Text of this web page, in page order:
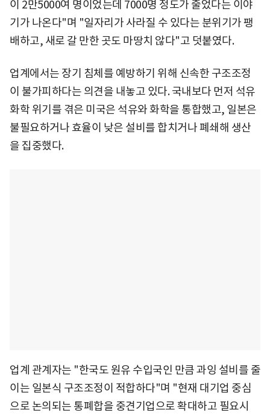
이 2만5000여 명이었는데 7000명 정도가 줄었다는 이야
기가 나온다"며 "일자리가 사라질 수 있다는 분위기가 팽
배하고, 새로 갈 만한 곳도 마땅치 않다"고 덧붙였다.
업계에서는 장기 침체를 예방하기 위해 신속한 구조조정
이 불가피하다는 의견을 내놓고 있다. 국내보다 먼저 석유
화학 위기를 겪은 미국은 석유와 화학을 통합했고, 일본은
불필요하거나 효율이 낮은 설비를 합치거나 폐쇄해 생산
을 집중했다.
업계 관계자는 "한국도 원유 수입국인 만큼 과잉 설비를 줄
이는 일본식 구조조정이 적합하다"며 "현재 대기업 중심
으로 논의되는 통폐합을 중견기업으로 확대하고 필요시